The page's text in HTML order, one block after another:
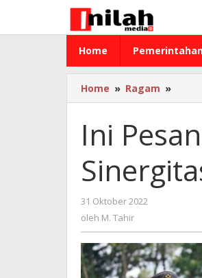
konten
Home
Home » Ragam »
1.028
Ini
31 Oktober 2022
oleh M. Tahir